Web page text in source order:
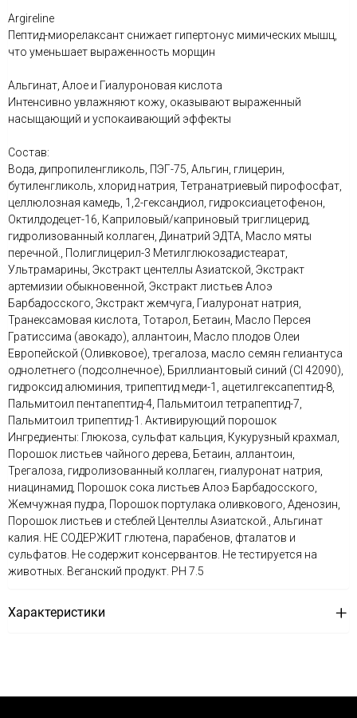
Argireline
Пептид-миорелаксант снижает гипертонус мимических мышц,
что уменьшает выраженность морщин
Альгинат, Алое и Гиалуроновая кислота
Интенсивно увлажняют кожу, оказывают выраженный
насыщающий и успокаивающий эффекты
Состав:
Вода, дипропиленгликоль, ПЭГ-75, Альгин, глицерин,
бутиленгликоль, хлорид натрия, Тетранатриевый пирофосфат,
целлюлозная камедь, 1,2-гександиол, гидроксиацетофенон,
Октилдодецет-16, Каприловый/каприновый триглицерид,
гидролизованный коллаген, Динатрий ЭДТА, Масло мяты
перечной., Полиглицерил-3 Метилглюкозадистеарат,
Ультрамарины, Экстракт центеллы Азиатской, Экстракт
артемизии обыкновенной, Экстракт листьев Алоэ
Барбадосского, Экстракт жемчуга, Гиалуронат натрия,
Транексамовая кислота, Тотарол, Бетаин, Масло Персея
Гратиссима (авокадо), аллантоин, Масло плодов Олеи
Европейской (Оливковое), трегалоза, масло семян гелиантуса
однолетнего (подсолнечное), Бриллиантовый синий (CI 42090),
гидроксид алюминия, трипептид меди-1, ацетилгексапептид-8,
Пальмитоил пентапептид-4, Пальмитоил тетрапептид-7,
Пальмитоил трипептид-1. Активирующий порошок
Ингредиенты: Глюкоза, сульфат кальция, Кукурузный крахмал,
Порошок листьев чайного дерева, Бетаин, аллантоин,
Трегалоза, гидролизованный коллаген, гиалуронат натрия,
ниацинамид, Порошок сока листьев Алоэ Барбадосского,
Жемчужная пудра, Порошок портулака оливкового, Аденозин,
Порошок листьев и стеблей Центеллы Азиатской., Альгинат
калия. НЕ СОДЕРЖИТ глютена, парабенов, фталатов и
сульфатов. Не содержит консервантов. Не тестируется на
животных. Веганский продукт. РН 7.5
Характеристики